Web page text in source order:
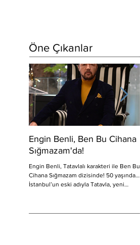
Öne Çıkanlar
Engin Benli, Ben Bu Cihana
Sığmazam'da!
Engin Benli, Tatavlalı karakteri ile Ben Bu
Cihana Sığmazam dizisinde! 50 yaşında…
İstanbul’un eski adıyla Tatavla, yeni